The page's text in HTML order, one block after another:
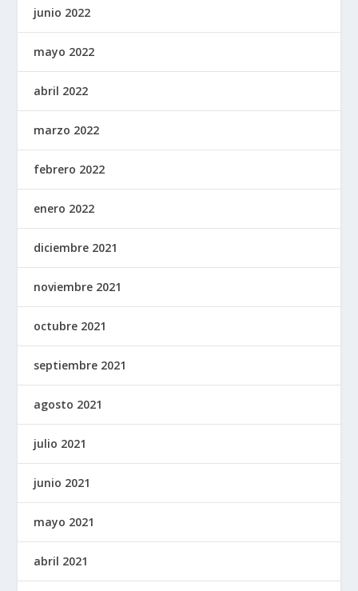
junio 2022
mayo 2022
abril 2022
marzo 2022
febrero 2022
enero 2022
diciembre 2021
noviembre 2021
octubre 2021
septiembre 2021
agosto 2021
julio 2021
junio 2021
mayo 2021
abril 2021